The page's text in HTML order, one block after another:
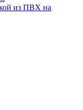
из ПВХ на